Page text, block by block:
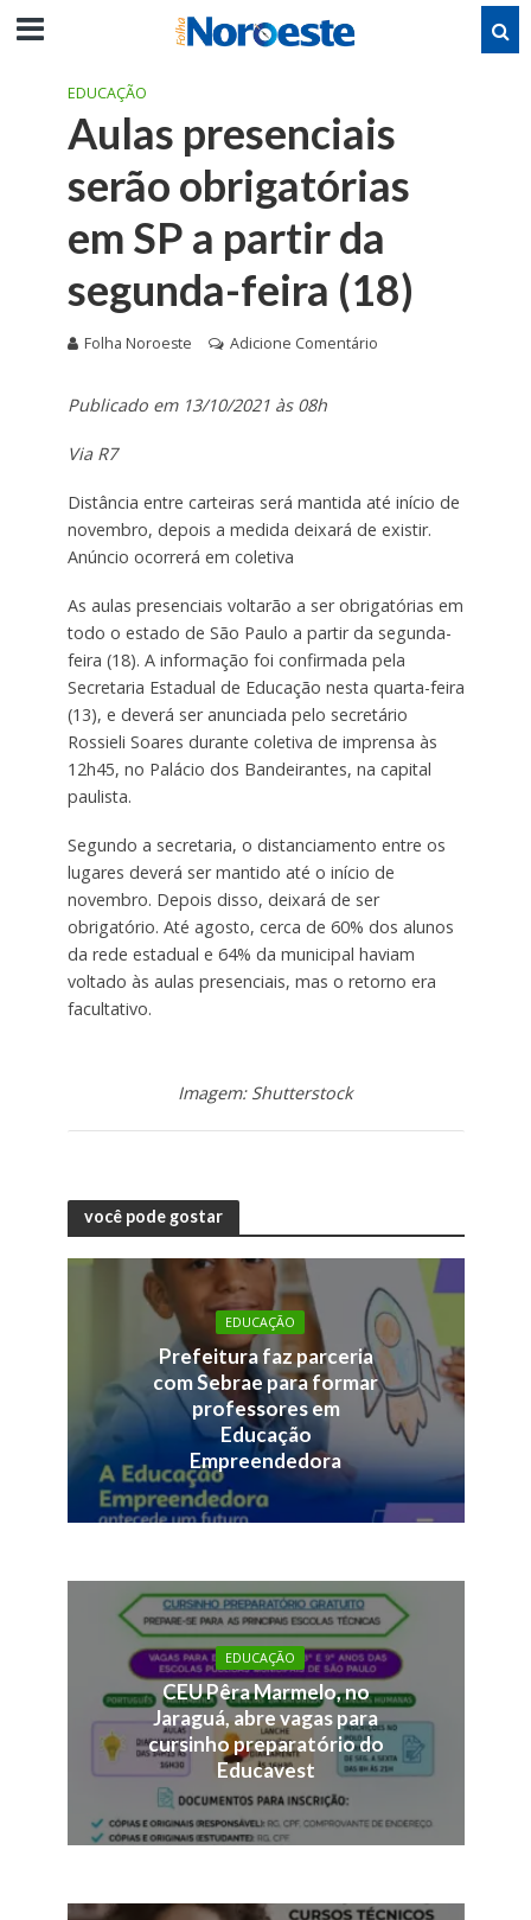
EDUCAÇÃO
Aulas presenciais
serão obrigatórias
em SP a partir da
segunda-feira (18)
Folha Noroeste Adicione Comentário
Publicado em 13/10/2021 às 08h
Via R7
Distância entre carteiras será mantida até início de
novembro, depois a medida deixará de existir.
Anúncio ocorrerá em coletiva
As aulas presenciais voltarão a ser obrigatórias em
todo o estado de São Paulo a partir da segunda-
feira (18). A informação foi confirmada pela
Secretaria Estadual de Educação nesta quarta-feira
(13), e deverá ser anunciada pelo secretário
Rossieli Soares durante coletiva de imprensa às
12h45, no Palácio dos Bandeirantes, na capital
paulista.
Segundo a secretaria, o distanciamento entre os
lugares deverá ser mantido até o início de
novembro. Depois disso, deixará de ser
obrigatório. Até agosto, cerca de 60% dos alunos
da rede estadual e 64% da municipal haviam
voltado às aulas presenciais, mas o retorno era
facultativo.
Imagem: Shutterstock
você pode gostar
EDUCAÇÃO
Prefeitura faz parceria
com Sebrae para formar
professores em
Educação
Empreendedora
EDUCAÇÃO
CEU Pêra Marmelo, no
Jaraguá, abre vagas para
cursinho preparatório do
Educavest